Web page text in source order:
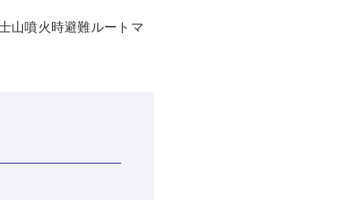
山噴火時避難ルートマ